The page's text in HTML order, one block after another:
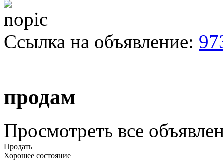
Ссылка на объявление:
продам
Просмотреть все
Продать
Хорошее состояние